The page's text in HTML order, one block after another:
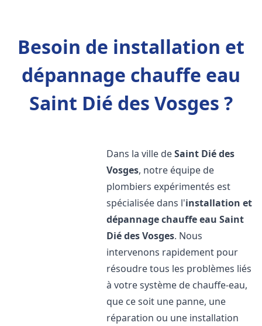
Besoin de installation et
dépannage chauffe eau
Saint Dié des Vosges ?
Dans la ville deSaint Dié des
Vosges, notre équipe de
plombiers expérimentés est
spécialisée dans l'installation et
dépannage chauffe eau Saint
Dié des Vosges. Nous
intervenons rapidement pour
résoudre tous les problèmes liés
à votre système de chauffe-eau,
que ce soit une panne, une
réparation ou une installation